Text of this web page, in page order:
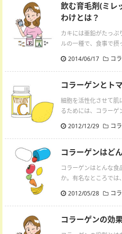
飲む育毛剤(ミレ
わけとは？
カキには亜鉛がたっぷ
ルの一種で、食事で摂
2014/06/17
コ
コラーゲンとト
細胞を活性化させて肌
るためには、コラーゲ
2012/12/29
コ
コラーゲンはど
コラーゲンはとんな食
か。有名なところでは
2012/05/28
コ
コラーゲンの効